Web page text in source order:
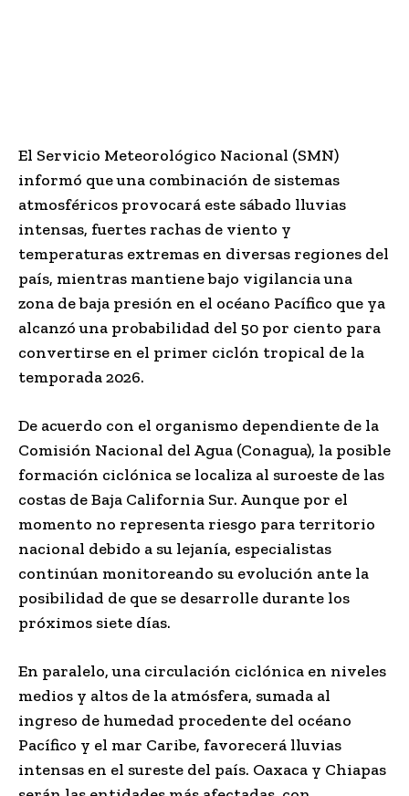
El Servicio Meteorológico Nacional (SMN)
informó que una combinación de sistemas
atmosféricos provocará este sábado lluvias
intensas, fuertes rachas de viento y
temperaturas extremas en diversas regiones del
país, mientras mantiene bajo vigilancia una
zona de baja presión en el océano Pacífico que ya
alcanzó una probabilidad del 50 por ciento para
convertirse en el primer ciclón tropical de la
temporada 2026.
De acuerdo con el organismo dependiente de la
Comisión Nacional del Agua (Conagua), la posible
formación ciclónica se localiza al suroeste de las
costas de Baja California Sur. Aunque por el
momento no representa riesgo para territorio
nacional debido a su lejanía, especialistas
continúan monitoreando su evolución ante la
posibilidad de que se desarrolle durante los
próximos siete días.
En paralelo, una circulación ciclónica en niveles
medios y altos de la atmósfera, sumada al
ingreso de humedad procedente del océano
Pacífico y el mar Caribe, favorecerá lluvias
intensas en el sureste del país. Oaxaca y Chiapas